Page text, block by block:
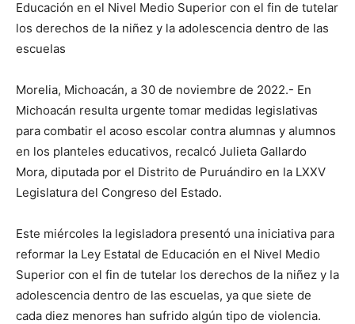
Educación en el Nivel Medio Superior con el fin de tutelar
los derechos de la niñez y la adolescencia dentro de las
escuelas
Morelia, Michoacán, a 30 de noviembre de 2022.- En
Michoacán resulta urgente tomar medidas legislativas
para combatir el acoso escolar contra alumnas y alumnos
en los planteles educativos, recalcó Julieta Gallardo
Mora, diputada por el Distrito de Puruándiro en la LXXV
Legislatura del Congreso del Estado.
Este miércoles la legisladora presentó una iniciativa para
reformar la Ley Estatal de Educación en el Nivel Medio
Superior con el fin de tutelar los derechos de la niñez y la
adolescencia dentro de las escuelas, ya que siete de
cada diez menores han sufrido algún tipo de violencia.